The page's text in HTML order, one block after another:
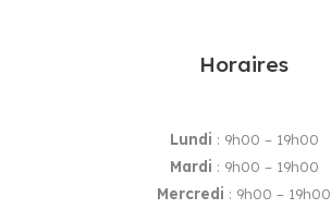
Horaires
Lundi : 9h00 – 19h00
Mardi : 9h00 – 19h00
Mercredi : 9h00 – 19h00